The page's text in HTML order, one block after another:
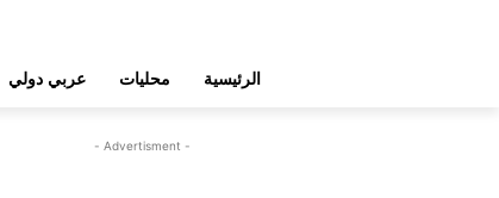
الرئيسية محليات عربي دولي
- Advertisment -